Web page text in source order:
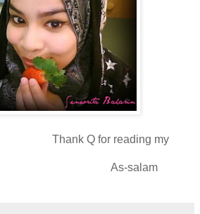
reading my